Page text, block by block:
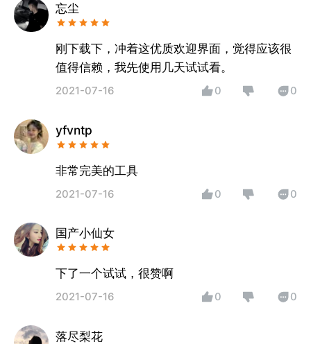
忘尘
刚下载下，冲着这优质欢迎界面，觉得应该很
值得信赖，我先使用几天试试看。
2021-07-16 0 0
yfvntp
非常完美的工具
2021-07-16 0 0
国产小仙女
下了一个试试，很赞啊
2021-07-16 0 0
落尽梨花